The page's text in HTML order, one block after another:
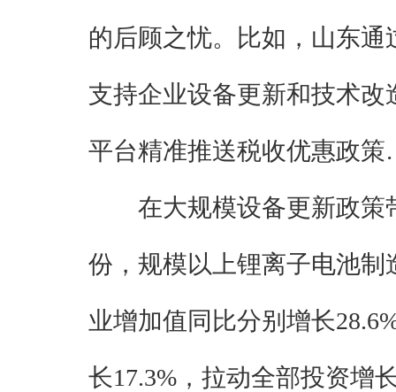
的后顾之忧。比如，山东
支持企业设备更新和技术改
平台精准推送税收优惠政
在大规模设备更新政策
份，规模以上锂离子电池
业增加值同比分别增长
长17.3%，拉动全部投资增